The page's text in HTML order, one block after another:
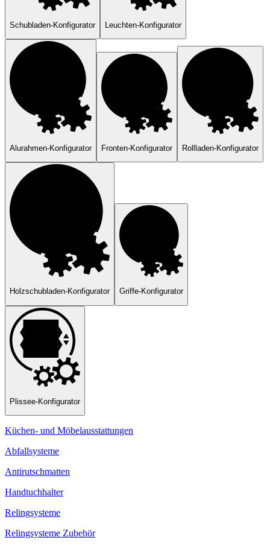
Schubladen-Konfigurator Leuchten-Konfigurator
Alurahmen-Konfigurator Fronten-Konfigurator Rollladen-Konfigurator
Holzschubladen-Konfigurator Griffe-Konfigurator
Plissee-Konfigurator
Küchen- und Möbelausstattungen
Abfallsysteme
Antirutschmatten
Handtuchhalter
Relingsysteme
Relingsysteme Zubehör